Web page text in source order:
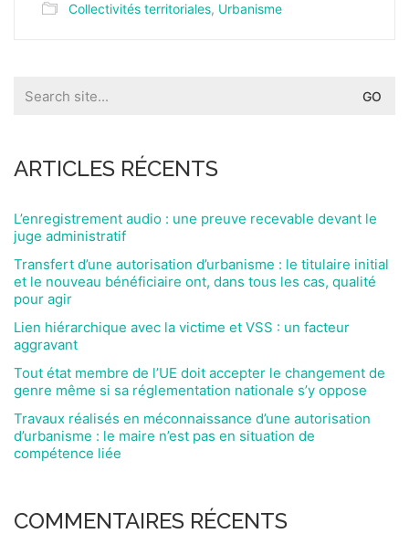
Collectivités territoriales, Urbanisme
for:
ARTICLES RÉCENTS
L’enregistrement audio : une preuve recevable devant le
juge administratif
Transfert d’une autorisation d’urbanisme : le titulaire initial
et le nouveau bénéficiaire ont, dans tous les cas, qualité
pour agir
Lien hiérarchique avec la victime et VSS : un facteur
aggravant
Tout état membre de l’UE doit accepter le changement de
genre même si sa réglementation nationale s’y oppose
Travaux réalisés en méconnaissance d’une autorisation
d’urbanisme : le maire n’est pas en situation de
compétence liée
COMMENTAIRES RÉCENTS